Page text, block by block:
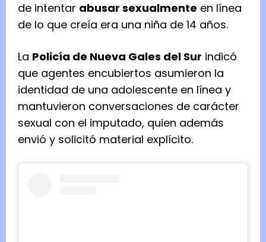
de intentar abusar sexualmente en línea
de lo que creía era una niña de 14 años.
La Policía de Nueva Gales del Sur indicó
que agentes encubiertos asumieron la
identidad de una adolescente en línea y
mantuvieron conversaciones de carácter
sexual con el imputado, quien además
envió y solicitó material explícito.